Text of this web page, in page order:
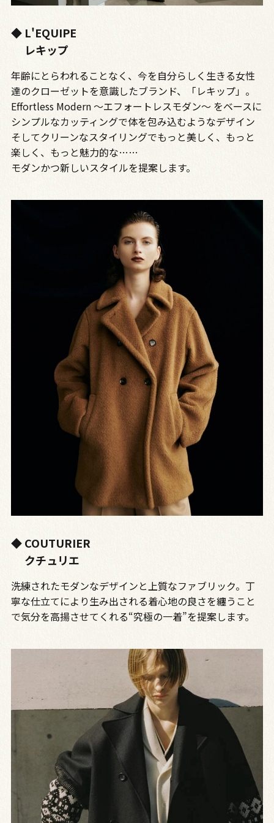
◆ L'EQUIPE
レキップ
年齢にとらわれることなく、今を自分らしく生きる女性
達のクローゼットを意識したブランド、「レキップ」。
Effortless Modern ～エフォートレスモダン～ をベースに
シンプルなカッティングで体を包み込むようなデザイン
そしてクリーンなスタイリングでもっと美しく、もっと
楽しく、もっと魅力的な……
モダンかつ新しいスタイルを提案します。
◆ COUTURIER
クチュリエ
洗練されたモダンなデザインと上質なファブリック。丁
寧な仕立てにより生み出される着心地の良さを纏うこと
で気分を高揚させてくれる“究極の一着”を提案します。